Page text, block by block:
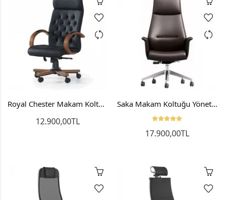
Royal Chester Makam Koltuğu Patron Koltuğu Müdür Koltuğu
12.900,00TL
Saka Makam Koltuğu Yönetici Koltuğu Müdür Koltuğu
17.900,00TL